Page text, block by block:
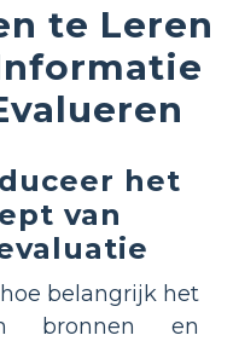
te Leren
het
van
belangrijk het
bronnen en